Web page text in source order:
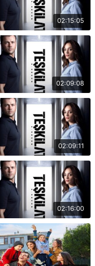
02:15:05
02:09:08
02:09:11
02:16:00